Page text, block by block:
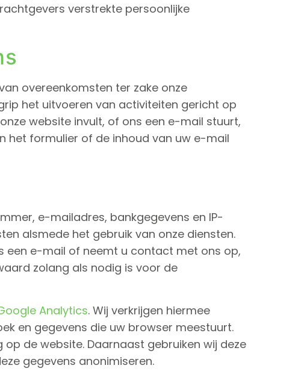
verstrekte persoonlijke
overeenkomsten ter zake onze
het uitvoeren van activiteiten gericht op
website invult, of ons een e-mail stuurt,
het formulier of de inhoud van uw e-mail
e-mailadres, bankgegevens en IP-
alsmede het gebruik van onze diensten.
een e-mail of neemt u contact met ons op,
zolang als nodig is voor de
Analytics. Wij verkrijgen hiermee
en gegevens die uw browser meestuurt.
de website. Daarnaast gebruiken wij deze
gegevens anonimiseren.